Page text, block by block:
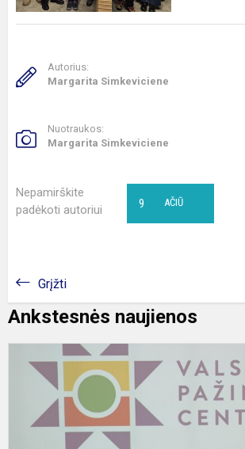
Autorius:
Margarita Simkeviciene
Nuotraukos:
Margarita Simkeviciene
Nepamirškite
padėkoti autoriui
AČIŪ
9
Grįžti
Ankstesnės naujienos